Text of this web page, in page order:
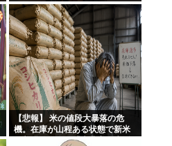
【悲報】 米の値段大暴落の危
機。在庫が山程ある状態で新米
の収穫始まる。「米農家が生活